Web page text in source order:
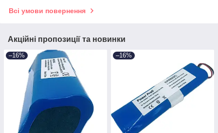
Всі умови повернення
Акційні пропозиції та новинки
–16% –16%